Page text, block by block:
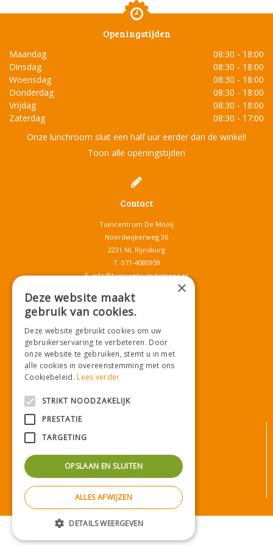
Openingstijden
Maandag
08:30 - 18:00
Dinsdag
08:30 - 18:00
Woensdag
08:30 - 18:00
Donderdag
08:30 - 18:00
Vrijdag
08:30 - 18:00
Zaterdag
08:30 - 17:00
Onze lunchroom sluit een half uur eerder dan de winkel!
Toon alle openingstijden
Contact
Tuincentrum De Mooij
Noordwijkerweg 36
2231 NL Rijnsburg
T. 071-4080959
E.info@tuincentrumdemooij.nl
Download onze App!
Betaalinformatie
Privacy policy
Green Solutions|Tuincentrum Overzicht
×
Deze website maakt
gebruik van cookies.
Deze website gebruikt cookies om uw
gebruikerservaring te verbeteren. Door
onze website te gebruiken, stemt u in met
alle cookies in overeenstemming met ons
Cookiebeleid.Lees verder
STRIKT NOODZAKELIJK
PRESTATIE
TARGETING
OPSLAAN EN SLUITEN
ALLES AFWIJZEN
DETAILS WEERGEVEN